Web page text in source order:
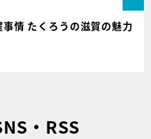
情 たくろうの滋賀の魅力
・RSS